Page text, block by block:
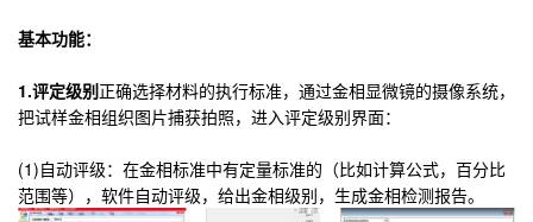
基本功能：
1.评定级别正确选择材料的执行标准，通过金相显微镜的摄像系统，
把试样金相组织图片捕获拍照，进入评定级别界面：
(1)自动评级：在金相标准中有定量标准的（比如计算公式，百分比
范围等），软件自动评级，给出金相级别，生成金相检测报告。